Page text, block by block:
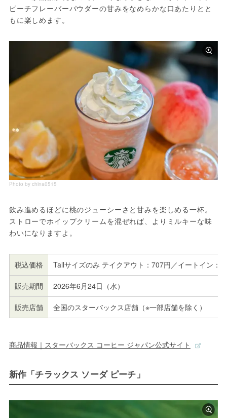
ピーチフレーバーパウダーの甘みをなめらかな口あたりとと
もに楽しめます。
Photo by china0515
飲み進めるほどに桃のジューシーさと甘みを楽しめる一杯。
ストローでホイップクリームを混ぜれば、よりミルキーな味
わいになりますよ。
税込価格 Tallサイズのみ テイクアウト：707円／イートイン：
販売期間 2026年6月24日（水）
販売店舗 全国のスターバックス店舗（※一部店舗を除く）
商品情報｜スターバックス コーヒー ジャパン公式サイト
新作「チラックス ソーダ ピーチ」